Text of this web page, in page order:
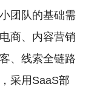
团队的基础需
商、内容营销
、线索全链路
采用SaaS部